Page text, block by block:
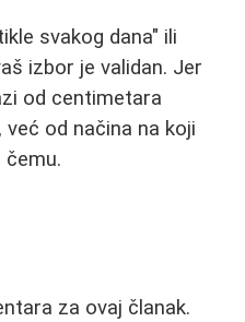
svakog dana" ili
izbor je validan. Jer
od centimetara
od načina na koji
za ovaj članak.